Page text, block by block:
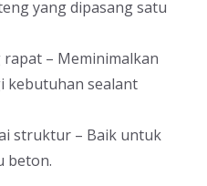
yang dipasang satu
– Meminimalkan
kebutuhan sealant
struktur – Baik untuk
beton.